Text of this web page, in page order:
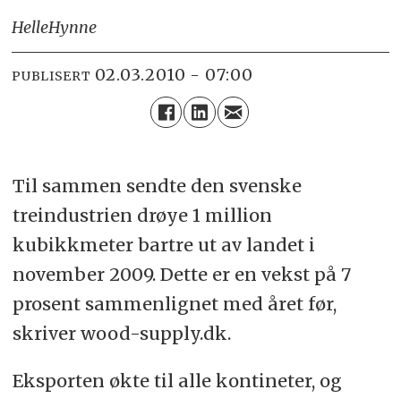
HelleHynne
PUBLISERT 02.03.2010 - 07:00
Til sammen sendte den svenske
treindustrien drøye 1 million
kubikkmeter bartre ut av landet i
november 2009. Dette er en vekst på 7
prosent sammenlignet med året før,
skriver wood-supply.dk.
Eksporten økte til alle kontineter, og